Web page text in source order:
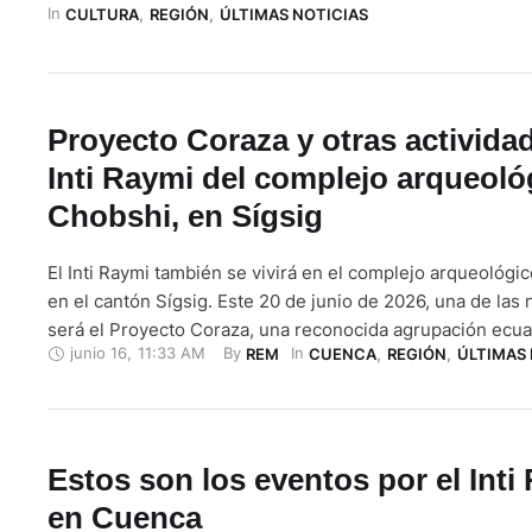
junio de 2026. Viernes 19 de junio La celebración del Inti
In CULTURA, REGIÓN, ÚLTIMAS NOTICIAS
Proyecto Coraza y otras
Inti Raymi del complejo
Chobshi, en Sígsig
El Inti Raymi también se vivirá en el complejo
en el cantón Sígsig. Este 20 de junio de 2026, una de las
será el Proyecto Coraza, una reconocida agrupación
trata de una agrupación musical que propone el rescate y
junio 16 11:33 AM By REM In CUENCA, REGIÓN, ÚLTIMAS
Estos son los eventos por el Inti
en Cuenca